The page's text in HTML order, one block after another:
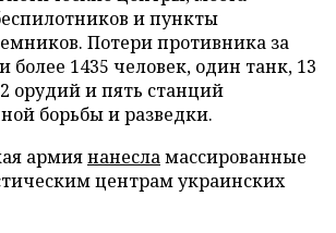
и пункты
Потери противника за
более 1435 человек, один танк, 13
орудий и пять станций
борьбы и разведки.
армиянанесламассированные
центрам украинских